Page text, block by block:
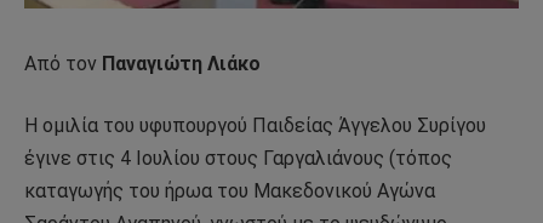
Από τον Παναγιώτη Λιάκο
Η ομιλία του υφυπουργού Παιδείας Άγγελου Συρίγου
έγινε στις 4 Ιουλίου στους Γαργαλιάνους (τόπος
καταγωγής του ήρωα του Μακεδονικού Αγώνα